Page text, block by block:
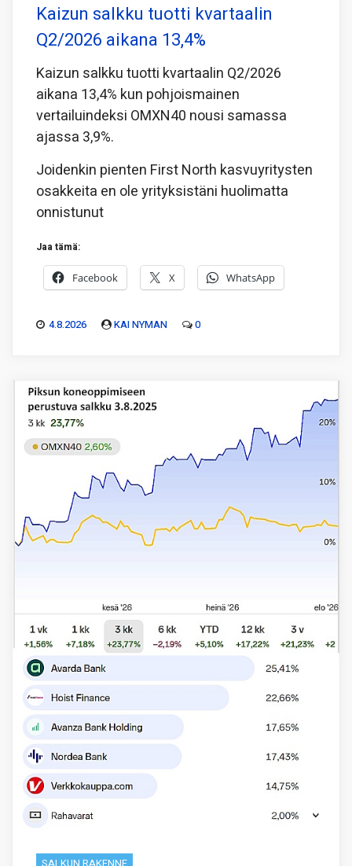
Kaizun salkku tuotti kvartaalin
Q2/2026 aikana 13,4%
Kaizun salkku tuotti kvartaalin Q2/2026
aikana 13,4% kun pohjoismainen
vertailuindeksi OMXN40 nousi samassa
ajassa 3,9%.
Joidenkin pienten First North kasvuyritysten
osakkeita en ole yrityksistäni huolimatta
onnistunut
Jaa tämä:
Facebook X WhatsApp
4.8.2026 KAI NYMAN 0